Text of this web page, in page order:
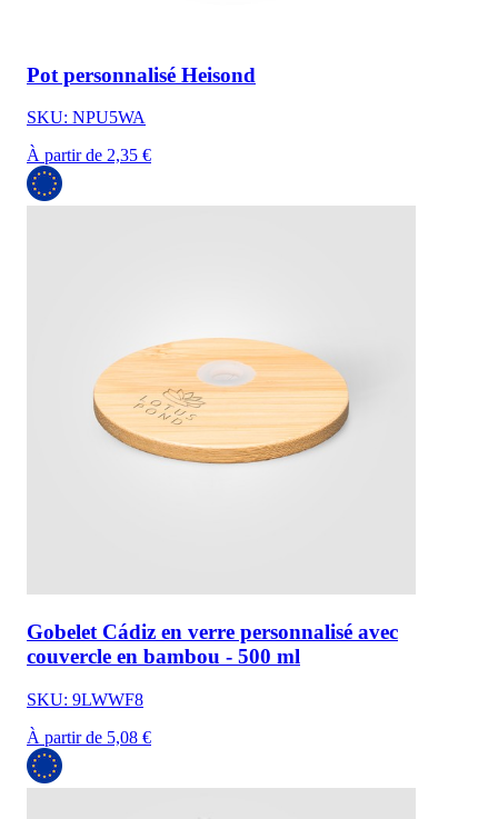
Pot personnalisé Heisond
SKU: NPU5WA
À partir de 2,35 €
Gobelet Cádiz en verre personnalisé avec
couvercle en bambou - 500 ml
SKU: 9LWWF8
À partir de 5,08 €